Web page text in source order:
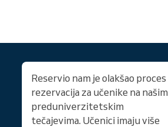
Reservio nam je olakšao proces
rezervacija za učenike na našim
preduniverzitetskim
tečajevima. Učenici imaju više